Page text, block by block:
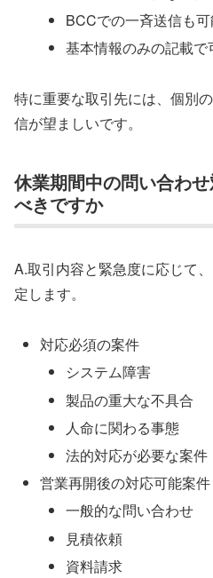
BCCでの一斉送信も
基本情報のみの記載で
特に重要な取引先には、個別
信が望ましいです。
休業期間中の問い合わ
べきですか
A.取引内容と緊急度に応じて
定します。
対応必須の案件
システム障害
製品の重大な不具合
人命に関わる事態
法的対応が必要な案件
営業再開後の対応可能案件
一般的な問い合わせ
見積依頼
資料請求